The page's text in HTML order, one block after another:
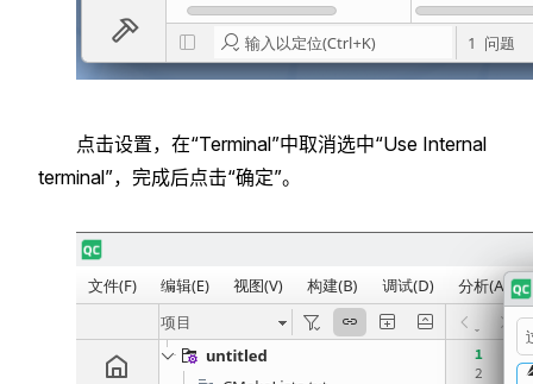
点击设置，在“Terminal”中取消选中“Use Internal
terminal”，完成后点击“确定”。